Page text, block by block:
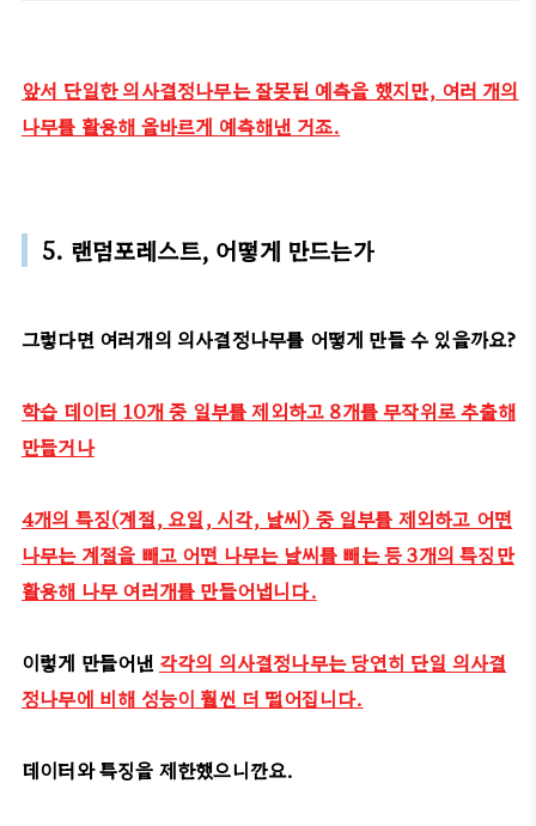
앞서 단일한 의사결정나무는 잘못된 예측을 했지만, 여러 개의
나무를 활용해 올바르게 예측해낸 거죠.
5. 랜덤포레스트, 어떻게 만드는가
그렇다면 여러개의 의사결정나무를 어떻게 만들 수 있을까요?
학습 데이터 10개 중 일부를 제외하고 8개를 무작위로 추출해
만들거나
4개의 특징(계절, 요일, 시각, 날씨) 중 일부를 제외하고 어떤
나무는 계절을 빼고 어떤 나무는 날씨를 빼는 등 3개의 특징만
활용해 나무 여러개를 만들어냅니다.
이렇게 만들어낸 각각의 의사결정나무는 당연히 단일 의사결
정나무에 비해 성능이 훨씬 더 떨어집니다.
데이터와 특징을 제한했으니깐요.